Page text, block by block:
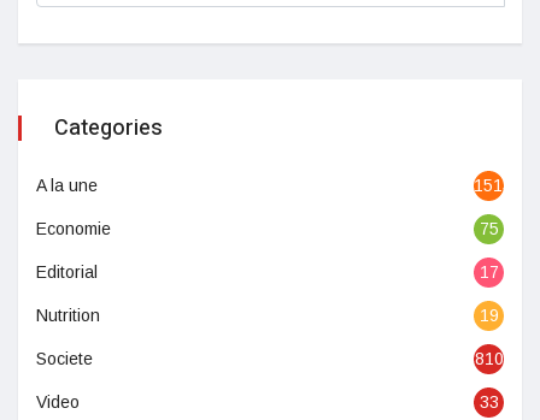
Categories
A la une 1513
Economie 75
Editorial 17
Nutrition 19
Societe 810
Video 33